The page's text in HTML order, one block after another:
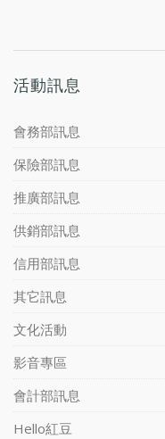
活動訊息
會務部訊息
保險部訊息
推廣部訊息
供銷部訊息
信用部訊息
其它訊息
文化活動
影音專區
會計部訊息
Hello紅豆